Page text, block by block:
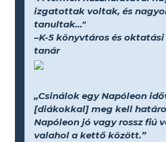
izgatottak voltak, és
tanultak..."
–K-5 könyvtáros és
tanár
„Csinálok egy Napóleon
[diákokkal] meg kell
Napóleon jó vagy rossz fiú
valahol a kettő között.”